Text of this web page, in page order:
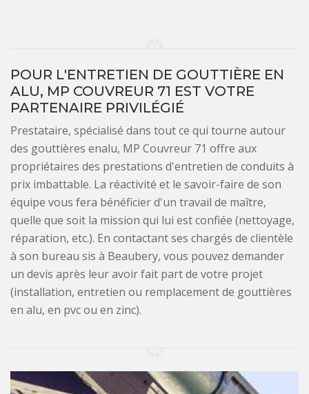
POUR L'ENTRETIEN DE GOUTTIÈRE EN
ALU, MP COUVREUR 71 EST VOTRE
PARTENAIRE PRIVILÉGIÉ
Prestataire, spécialisé dans tout ce qui tourne autour
des gouttières enalu, MP Couvreur 71 offre aux
propriétaires des prestations d'entretien de conduits à
prix imbattable. La réactivité et le savoir-faire de son
équipe vous fera bénéficier d'un travail de maître,
quelle que soit la mission qui lui est confiée (nettoyage,
réparation, etc.). En contactant ses chargés de clientèle
à son bureau sis à Beaubery, vous pouvez demander
un devis après leur avoir fait part de votre projet
(installation, entretien ou remplacement de gouttières
en alu, en pvc ou en zinc).